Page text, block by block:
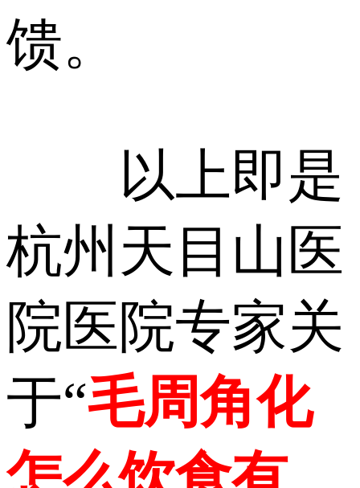
馈。
以上即是
杭州天目山医
院医院专家关
于“毛周角化